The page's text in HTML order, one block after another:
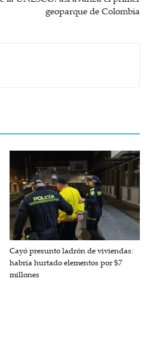
geoparque de Colombia
Cayó presunto ladrón de viviendas:
habría hurtado elementos por $7
millones